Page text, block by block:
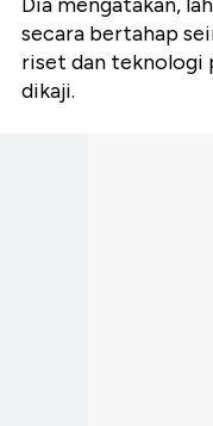
secara bertahap
riset dan teknologi
dikaji.